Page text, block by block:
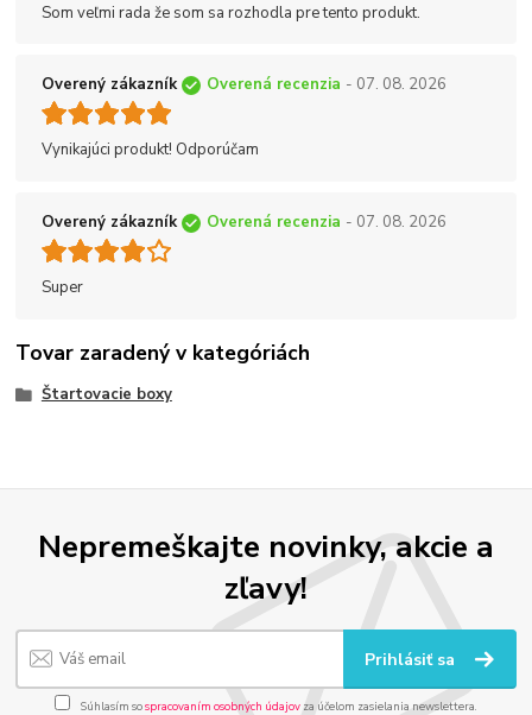
Som veľmi rada že som sa rozhodla pre tento produkt.
Overený zákazník Overená recenzia - 07. 08. 2026
Vynikajúci produkt! Odporúčam
Overený zákazník Overená recenzia - 07. 08. 2026
Super
Tovar zaradený v kategóriách
Štartovacie boxy
Nepremeškajte novinky, akcie a
zľavy!
Prihlásiť sa
Súhlasím sospracovaním osobných údajov za účelom zasielania newslettera.